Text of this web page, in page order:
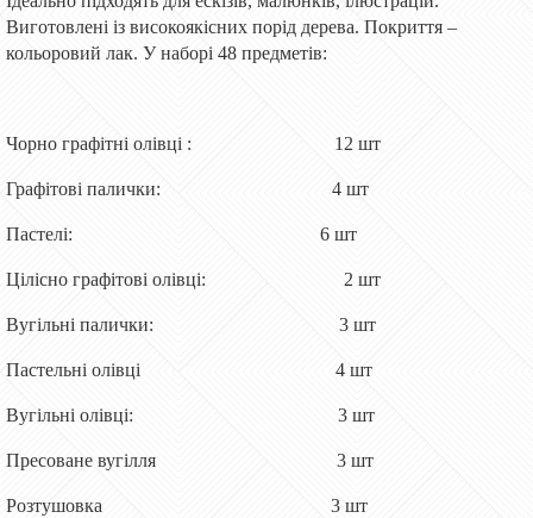
Виготовлені із високоякісних порід дерева. Покриття –
кольоровий лак. У наборі 48 предметів:
Чорно графітні олівці : 12 шт
Графітові палички: 4 шт
Пастелі: 6 шт
Цілісно графітові олівці: 2 шт
Вугільні палички: 3 шт
Пастельні олівці 4 шт
Вугільні олівці: 3 шт
Пресоване вугілля 3 шт
Розтушовка 3 шт